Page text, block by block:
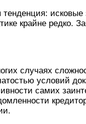
крайне редко.
случаях
условий
самих